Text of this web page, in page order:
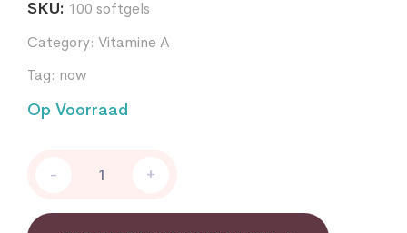
SKU: 100 softgels
Category: Vitamine A
Tag: now
Op Voorraad
Caroteen
IE
- +